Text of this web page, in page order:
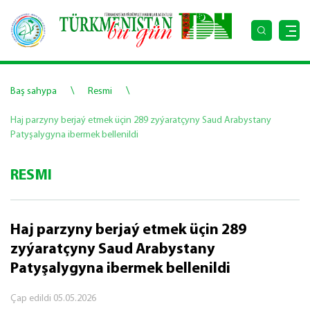
Baş sahypa \ Resmi \
Haj parzyny berjaý etmek üçin 289 zyýaratçyny Saud Arabystany
Patyşalygyna ibermek bellenildi
RESMI
Haj parzyny berjaý etmek üçin 289
zyýaratçyny Saud Arabystany
Patyşalygyna ibermek bellenildi
Çap edildi 05.05.2026